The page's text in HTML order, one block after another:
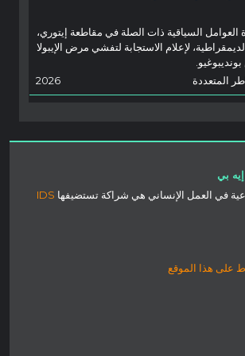
السياقية ذات الصلة في مقاطعة إيتوري،
لإعلام الاستجابة لتفشي مرض الإيبولا
المتعددة
2026
بي
في العمل الإنساني هي شراكة تستضيفها IDS
على هذا الموقع